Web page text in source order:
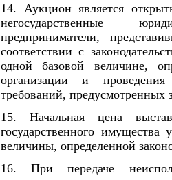
14. Аукцион является
негосударственные
предприниматели,
соответствии с
одной базовой величине,
организации и
требований, предусмотренных
15. Начальная цена
государственного имущества
величины, определенной
16. При передаче